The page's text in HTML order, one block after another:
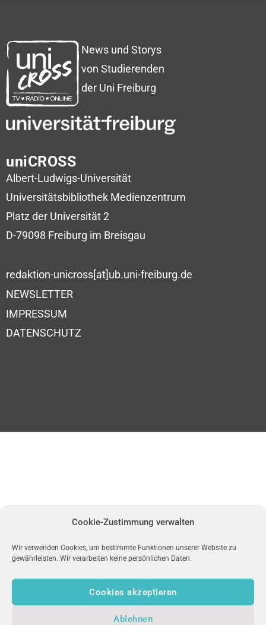
Cookie-Zustimmung verwalten
Wir verwenden Cookies, um bestimmte Funktionen unserer Website zu
gewährleisten. Wir verarbeiten keine persönlichen Daten.
Cookies akzeptieren
Ablehnen
News und Storys
von Studierenden
der Uni Freiburg
uniCROSS
Albert-Ludwigs-Universität
Universitätsbibliothek Medienzentrum
Platz der Universität 2
D-79098 Freiburg im Breisgau
redaktion-unicross[at]ub.uni-freiburg.de
NEWSLETTER
IMPRESSUM
DATENSCHUTZ